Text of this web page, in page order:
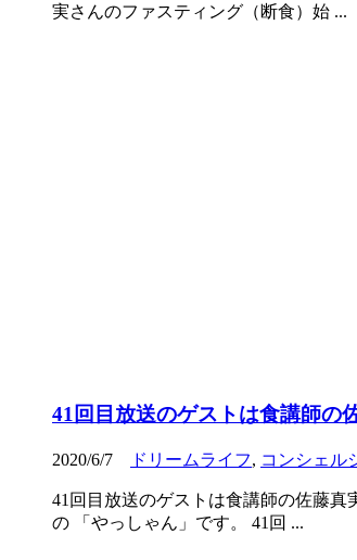
実さんのファスティング（断食）始 ...
41回目放送のゲストは食講師の
2020/6/7 ドリームライフ, コンシェル
41回目放送のゲストは食講師の佐藤真
の 「やっしゃん」です。 41回 ...